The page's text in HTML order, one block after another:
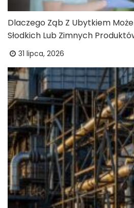
Dlaczego Ząb Z Ubytkiem
Słodkich Lub Zimnych
31 lipca, 2026